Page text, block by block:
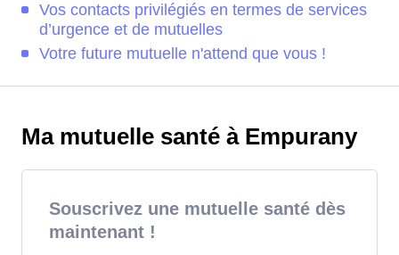
Vos contacts privilégiés en termes de services
d’urgence et de mutuelles
Votre future mutuelle n'attend que vous !
Ma mutuelle santé à Empurany
Souscrivez une mutuelle santé dès
maintenant !